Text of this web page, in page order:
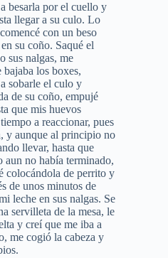
besarla por el cuello y
llegar a su culo. Lo
con un beso
su coño. Saqué el
sus nalgas, me
bajaba los boxes,
sobarle el culo y
de su coño, empujé
que mis huevos
a reaccionar, pues
y aunque al principio no
llevar, hasta que
no había terminado,
colocándola de perrito y
de unos minutos de
leche en sus nalgas. Se
servilleta de la mesa, le
y creí que me iba a
me cogió la cabeza y